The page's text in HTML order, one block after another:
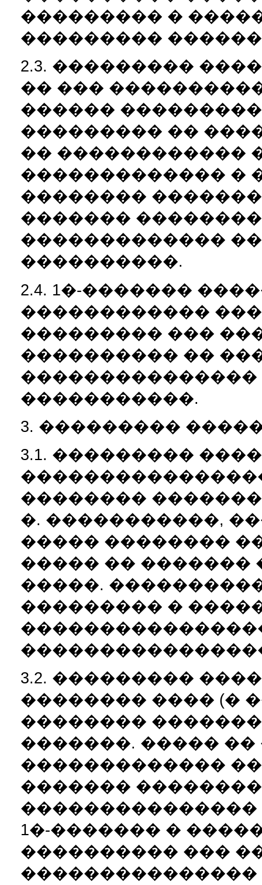
��������� �
���������
2.3. ���������
�� ���
������
��������� ��
�� ������������
������������� �
��������
�������
�������������
����������.
2.4. 1�-�������
������������
��������� ���
���������� ��
�����������.
3. ���������
3.1. ���������
��������
�. �����������,
����� ��������
����� �� �������
�����.
��������� �
3.2. ���������
�������� ���� (�
��������
�������. �����
�������������
�������
1�-������� �
���������� ���